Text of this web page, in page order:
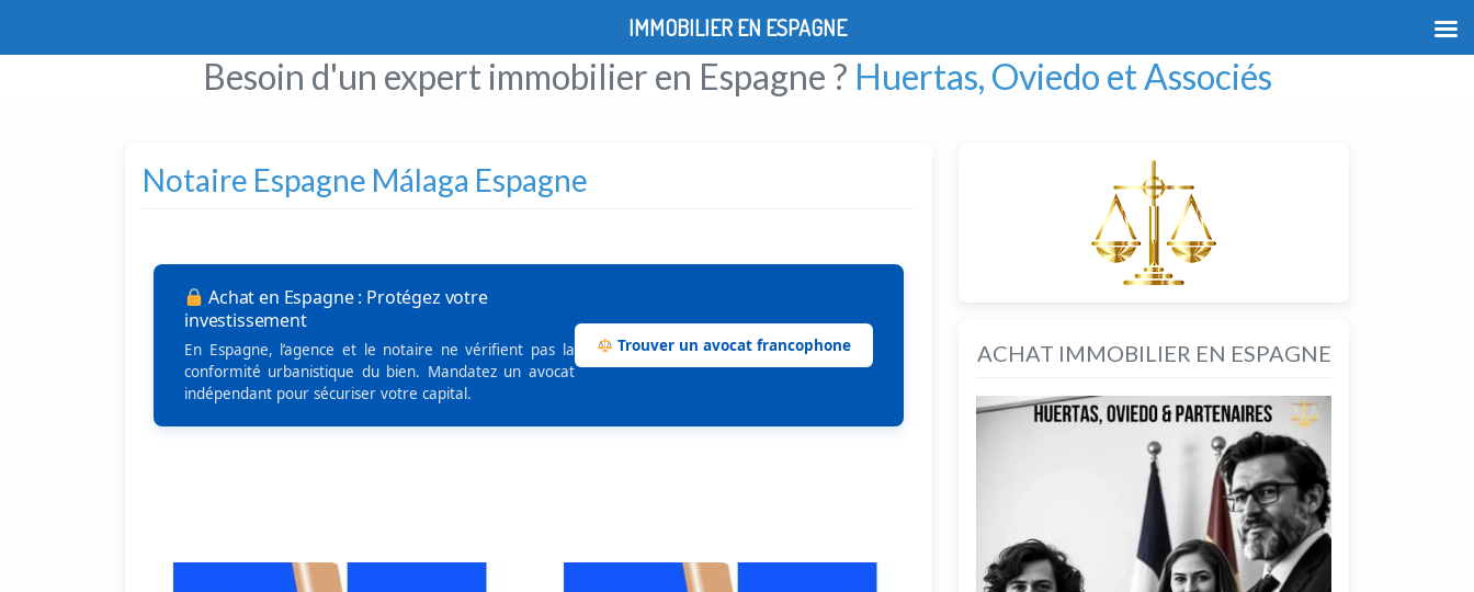
Besoin d'un expert immobilier en Espagne ? Huertas, Oviedo et Associés
Notaire Espagne Málaga Espagne
Achat en Espagne : Protégez votre
investissement
En Espagne, l’agence et le notaire ne vérifient pas la
conformité urbanistique du bien. Mandatez un avocat
indépendant pour sécuriser votre capital.
Trouver un avocat francophone ACHAT IMMOBILIER EN ESPAGNE
IMMOBILIER EN ESPAGNE